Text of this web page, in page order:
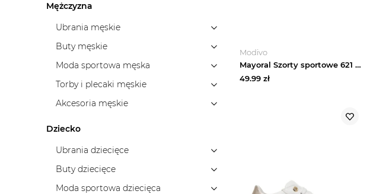
Mężczyzna
Ubrania męskie
Buty męskie
Moda sportowa męska
Torby i plecaki męskie
Akcesoria męskie
Dziecko
Ubrania dziecięce
Buty dziecięce
Moda sportowa dziecięca
Modivo
Mayoral Szorty sportowe 621 Granatowy Regular Fit
49.99 zł